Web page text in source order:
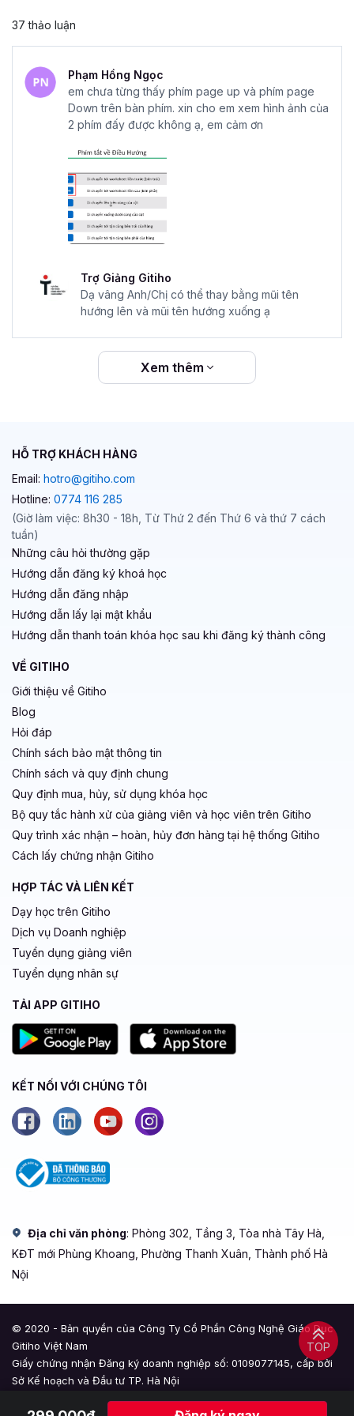
37 thảo luận
Phạm Hồng Ngọc
em chưa từng thấy phím page up và phím page
Down trên bàn phím. xin cho em xem hình ảnh của
2 phím đấy được không ạ, em cảm ơn
Trợ Giảng Gitiho
Dạ vâng Anh/Chị có thể thay bằng mũi tên
hướng lên và mũi tên hướng xuống ạ
Xem thêm
TOP
HỖ TRỢ KHÁCH HÀNG
Email: hotro@gitiho.com
Hotline: 0774 116 285
(Giờ làm việc: 8h30 - 18h, Từ Thứ 2 đến Thứ 6 và thứ 7 cách
tuần)
Những câu hỏi thường gặp
Hướng dẫn đăng ký khoá học
Hướng dẫn đăng nhập
Hướng dẫn lấy lại mật khẩu
Hướng dẫn thanh toán khóa học sau khi đăng ký thành công
VỀ GITIHO
Giới thiệu về Gitiho
Blog
Hỏi đáp
Chính sách bảo mật thông tin
Chính sách và quy định chung
Quy định mua, hủy, sử dụng khóa học
Bộ quy tắc hành xử của giảng viên và học viên trên Gitiho
Quy trình xác nhận – hoàn, hủy đơn hàng tại hệ thống Gitiho
Cách lấy chứng nhận Gitiho
HỢP TÁC VÀ LIÊN KẾT
Dạy học trên Gitiho
Dịch vụ Doanh nghiệp
Tuyển dụng giảng viên
Tuyển dụng nhân sự
TẢI APP GITIHO
KẾT NỐI VỚI CHÚNG TÔI
Địa chỉ văn phòng: Phòng 302, Tầng 3, Tòa nhà Tây Hà,
KĐT mới Phùng Khoang, Phường Thanh Xuân, Thành phố Hà
Nội
© 2020 - Bản quyền của Công Ty Cổ Phần Công Nghệ Giáo Dục
Gitiho Việt Nam
Giấy chứng nhận Đăng ký doanh nghiệp số: 0109077145, cấp bởi
Sở Kế hoạch và Đầu tư TP. Hà Nội